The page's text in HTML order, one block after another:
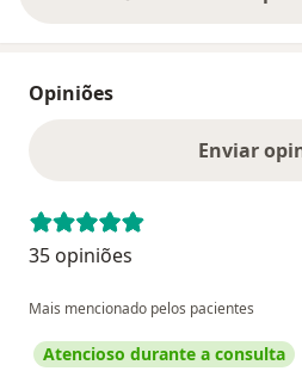
Opiniões
Enviar
35 opiniões
Mais mencionado pelos pacientes
Atencioso durante a consulta